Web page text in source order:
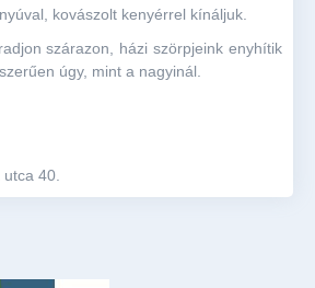
kovászolt kenyérrel kínáljuk.
szárazon, házi szörpjeink enyhítik
úgy, mint a nagyinál.
40.